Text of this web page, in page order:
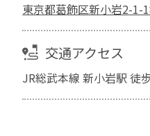
東京都葛飾区新小岩2-1-
交通アクセス
JR総武本線 新小岩駅 徒